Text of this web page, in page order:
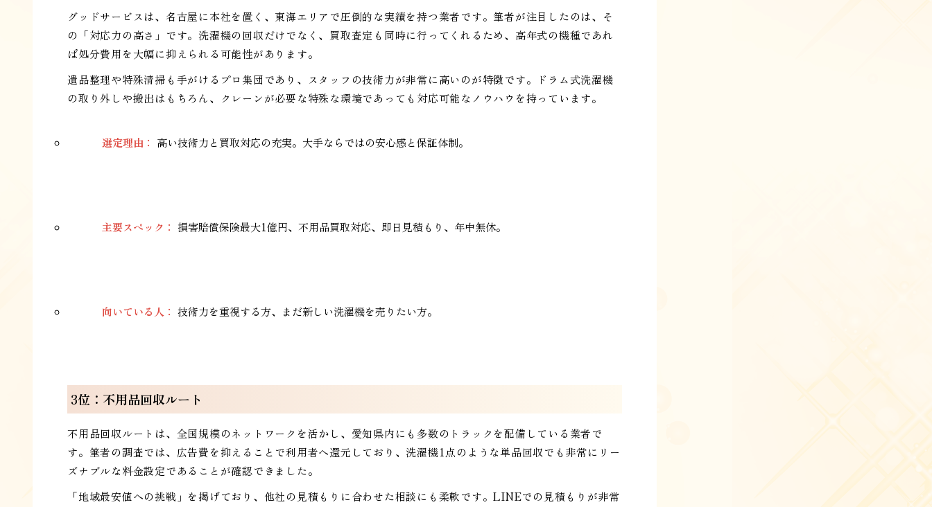
グッドサービスは、名古屋に本社を置く、東海エリアで圧倒的な実績を持つ業者です。筆者が注目したのは、そ
の「対応力の高さ」です。洗濯機の回収だけでなく、買取査定も同時に行ってくれるため、高年式の機種であれ
ば処分費用を大幅に抑えられる可能性があります。
遺品整理や特殊清掃も手がけるプロ集団であり、スタッフの技術力が非常に高いのが特徴です。ドラム式洗濯機
の取り外しや搬出はもちろん、クレーンが必要な特殊な環境であっても対応可能なノウハウを持っています。
選定理由： 高い技術力と買取対応の充実。大手ならではの安心感と保証体制。
主要スペック： 損害賠償保険最大1億円、不用品買取対応、即日見積もり、年中無休。
向いている人： 技術力を重視する方、まだ新しい洗濯機を売りたい方。
3位：不用品回収ルート
不用品回収ルートは、全国規模のネットワークを活かし、愛知県内にも多数のトラックを配備している業者で
す。筆者の調査では、広告費を抑えることで利用者へ還元しており、洗濯機1点のような単品回収でも非常にリー
ズナブルな料金設定であることが確認できました。
「地域最安値への挑戦」を掲げており、他社の見積もりに合わせた相談にも柔軟です。LINEでの見積もりが非常